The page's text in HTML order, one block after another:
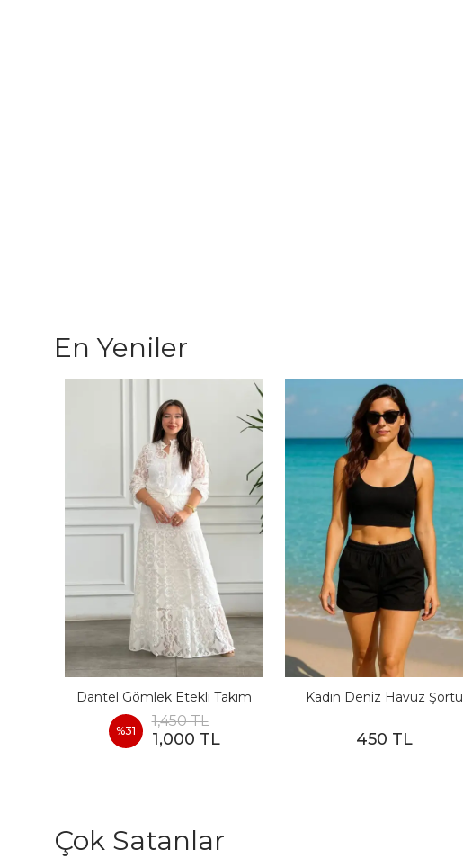
En Yeniler
Dantel Gömlek Etekli Takım
%31
1,450 TL
1,000 TL
Kadın Deniz Havuz Şortu
450 TL
Çok Satanlar